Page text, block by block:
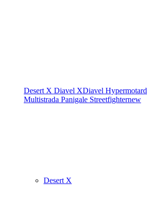
Desert X Diavel XDiavel Hypermotard
Multistrada Panigale Streetfighternew
Desert X